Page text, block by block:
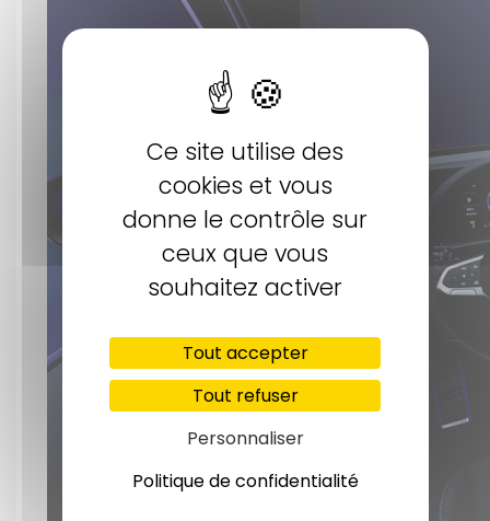
Ce site utilise des
cookies et vous
donne le contrôle sur
ceux que vous
souhaitez activer
Tout accepter
Tout refuser
Personnaliser
Politique de confidentialité